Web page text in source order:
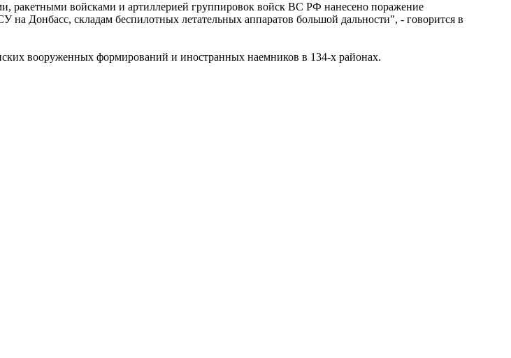
ракетными войсками и артиллерией группировок войск ВС РФ нанесено поражение
Донбасс, складам беспилотных летательных аппаратов большой дальности", - говорится в
вооруженных формирований и иностранных наемников в 134-х районах.